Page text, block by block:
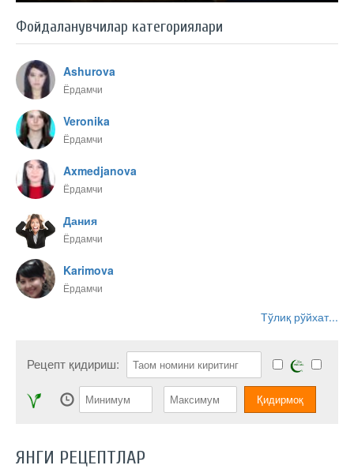
Фойдаланувчилар категориялари
Ashurova
Ёрдамчи
Veronika
Ёрдамчи
Axmedjanova
Ёрдамчи
Дания
Ёрдамчи
Karimova
Ёрдамчи
Тўлиқ рўйхат...
Рецепт қидириш:
ЯНГИ РЕЦЕПТЛАР